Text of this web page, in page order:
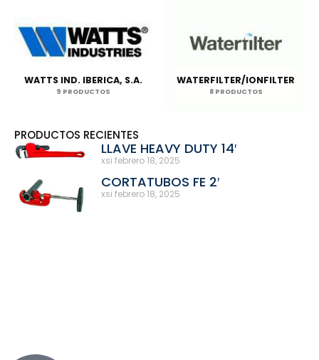
WATTS IND. IBERICA, S.A.
9 PRODUCTOS
WATERFILTER/IONFILTER
8 PRODUCTOS
PRODUCTOS RECIENTES
LLAVE HEAVY DUTY 14′
xsi febrero 18, 2025
CORTATUBOS FE 2′
xsi febrero 18, 2025